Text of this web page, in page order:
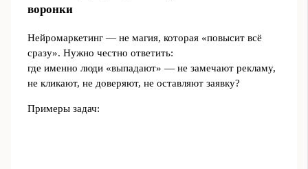
воронки
Нейромаркетинг — не магия, которая «повысит всё
сразу». Нужно честно ответить:
где именно люди «выпадают» — не замечают рекламу,
не кликают, не доверяют, не оставляют заявку?
Примеры задач: